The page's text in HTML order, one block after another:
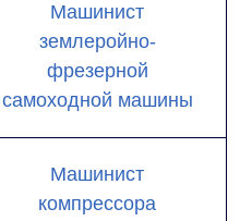
Машинист
землеройно-
фрезерной
самоходной машины
Машинист
компрессора